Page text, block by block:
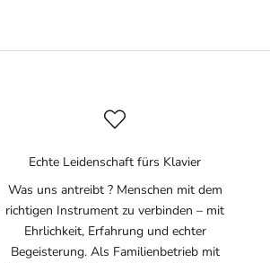
Echte Leidenschaft fürs Klavier
Was uns antreibt ? Menschen mit dem
richtigen Instrument zu verbinden – mit
Ehrlichkeit, Erfahrung und echter
Begeisterung. Als Familienbetrieb mit